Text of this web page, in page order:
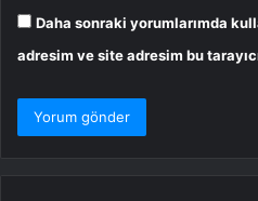
Daha sonraki yorumlarımda
adresim ve site adresim bu